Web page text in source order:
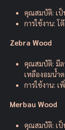
คุณสมบัติ: เป็
การใช้งาน:
Zebra Wood
คุณสมบัติ: มีล
เหลืองอมน้ำ
การใช้งาน:
Merbau Wood
คุณสมบัติ: เป็